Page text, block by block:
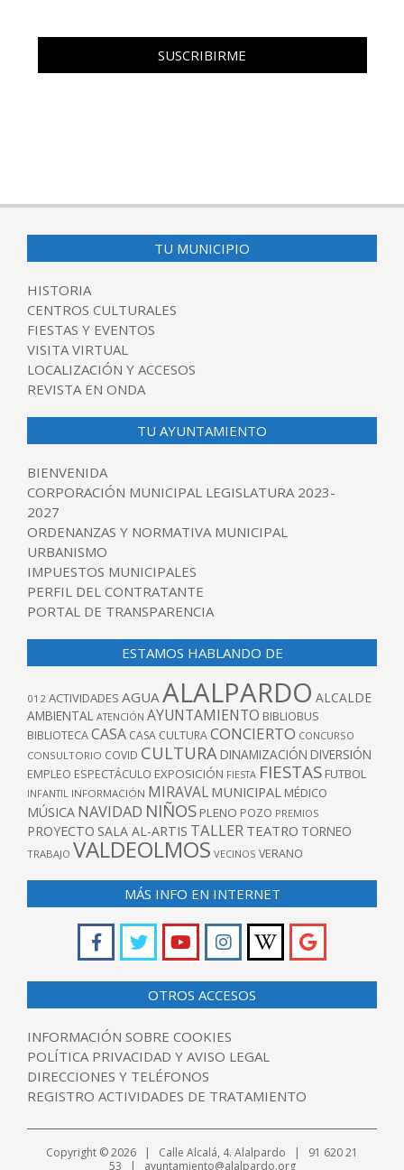
TU MUNICIPIO
HISTORIA
CENTROS CULTURALES
FIESTAS Y EVENTOS
VISITA VIRTUAL
LOCALIZACIÓN Y ACCESOS
REVISTA EN ONDA
TU AYUNTAMIENTO
BIENVENIDA
CORPORACIÓN MUNICIPAL LEGISLATURA 2023-
2027
ORDENANZAS Y NORMATIVA MUNICIPAL
URBANISMO
IMPUESTOS MUNICIPALES
PERFIL DEL CONTRATANTE
PORTAL DE TRANSPARENCIA
ESTAMOS HABLANDO DE
012 ACTIVIDADES AGUAALALPARDO ALCALDE
AMBIENTAL ATENCIÓN AYUNTAMIENTO BIBLIOBUS
BIBLIOTECACASA CASA CULTURACONCIERTO CONCURSO
CONSULTORIO COVID CULTURA DINAMIZACIÓN DIVERSIÓN
EMPLEO ESPECTÁCULO EXPOSICIÓN FIESTA FIESTAS FUTBOL
INFANTIL INFORMACIÓN MIRAVAL MUNICIPAL MÉDICO
MÚSICA NAVIDAD NIÑOS PLENO POZO PREMIOS
PROYECTO SALA AL-ARTIS TALLER TEATRO TORNEO
TRABAJO VALDEOLMOS VECINOS VERANO
MÁS INFO EN INTERNET
OTROS ACCESOS
INFORMACIÓN SOBRE COOKIES
POLÍTICA PRIVACIDAD Y AVISO LEGAL
DIRECCIONES Y TELÉFONOS
REGISTRO ACTIVIDADES DE TRATAMIENTO
Copyright © 2026 | Calle Alcalá, 4. Alalpardo | 91 620 21
53 | ayuntamiento@alalpardo.org